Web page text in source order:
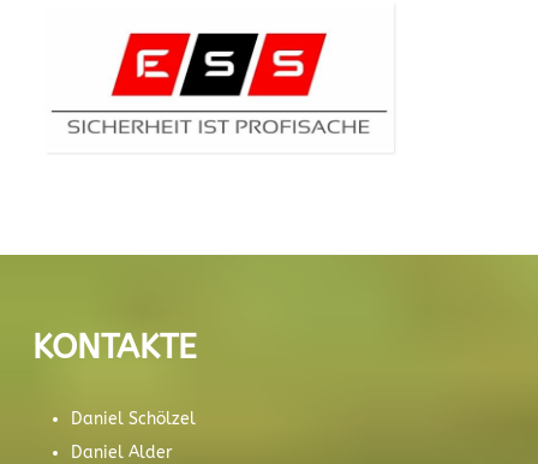
KONTAKTE
Daniel Schölzel
Daniel Alder